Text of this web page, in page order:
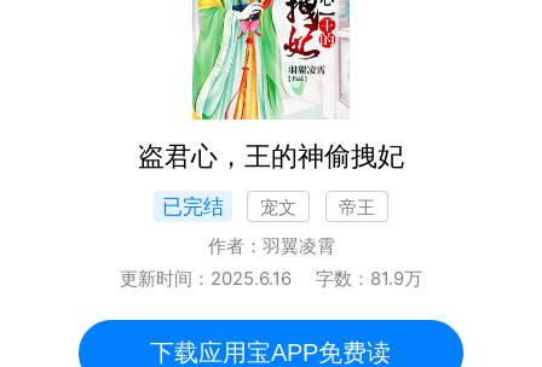
盗君心，王的神偷拽妃
已完结 宠文
帝王
作者： 羽翼凌霄
更新时间： 2025.6.16 字数： 81.9万
下载应用宝APP免费读